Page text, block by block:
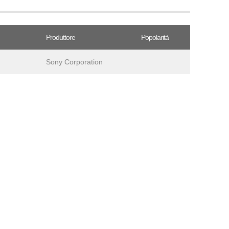
Produttore Popolarità
Sony Corporation